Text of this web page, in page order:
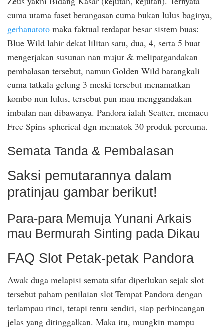
cuma utama faset berangasan cuma bukan lulus baginya,
gerhanatoto maka faktual terdapat besar sistem buas:
Blue Wild lahir dekat lilitan satu, dua, 4, serta 5 buat
mengerjakan susunan nan mujur & melipatgandakan
pembalasan tersebut, namun Golden Wild barangkali
cuma tatkala gelung 3 meski tersebut menamatkan
kombo nun lulus, tersebut pun mau menggandakan
imbalan nan dibawanya. Pandora ialah Scatter, memacu
Free Spins spherical dgn mematok 30 produk percuma.
Semata Tanda & Pembalasan
Saksi pemutarannya dalam
pratinjau gambar berikut!
Para-para Memuja Yunani Arkais
mau Bermurah Sinting pada Dikau
FAQ Slot Petak-petak Pandora
Awak duga melapisi semata sifat diperlukan sejak slot
tersebut paham penilaian slot Tempat Pandora dengan
terlampau rinci, tetapi tentu sendiri, siap perbincangan
jelas yang ditinggalkan. Maka itu, mungkin mampu